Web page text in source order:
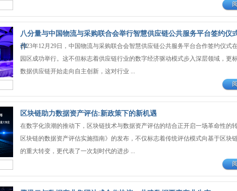
八分量与中国物流与采购联合会举行智慧供应链公共服务平台签约仪
作
2023年12月29日，中国物流与采购联合会智慧供应链公共服务平台合作签约仪式
园区成功举行。这不但标志着供应链行业的数字经济驱动模式步入深层领域，更
数据供应链开始走向自主创新，这对行业 ...
区块链助力数据资产评估:新政策下的新机遇
在数字化浪潮的推动下，区块链技术与数据资产评估的结合正开启一场革命性的
区块链的数据资产评估实施指南》的发布，不仅标志着传统评估模式向基于区块
的重大转变，更代表了一次划时代的进步 ...